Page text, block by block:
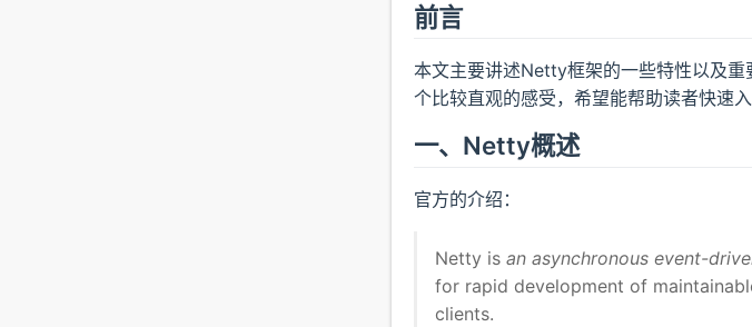
前言
本文主要讲述Netty框架的一些特性以及
个比较直观的感受，希望能帮助读者快速
一、Netty概述
官方的介绍：
Netty isan asynchronous event-
for rapid development of
clients.